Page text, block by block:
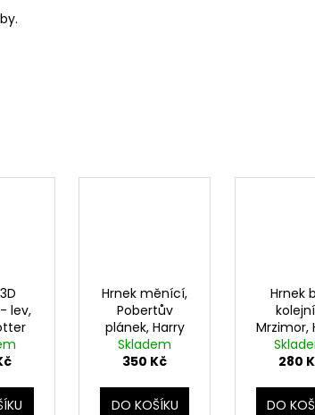
lev,
Hrnek měnící,
Pobertův
plánek, Harry
Potter
Skladem
350 Kč
DO KOŠÍKU
Hrnek
Mrzimor,
280
DO